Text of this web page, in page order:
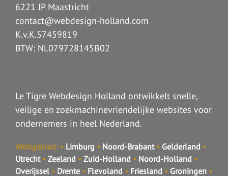
6221 JP Maastricht
contact@webdesign-holland.com
K.v.K.57459819
BTW: NL079728145B02
Le Tigre Webdesign Holland ontwikkelt snelle,
veilige en zoekmachinevriendelijke websites voor
ondernemers in heel Nederland.
Werkgebied: • Limburg •Noord-Brabant •Gelderland •
Utrecht •Zeeland •Zuid-Holland •Noord-Holland •
Overijssel •Drente •Flevoland •Friesland •Groningen •